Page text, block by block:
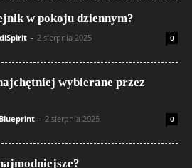
w pokoju dziennym?
- 2 sierpnia 2025 0
wybierane przez
- 2 sierpnia 2025 0